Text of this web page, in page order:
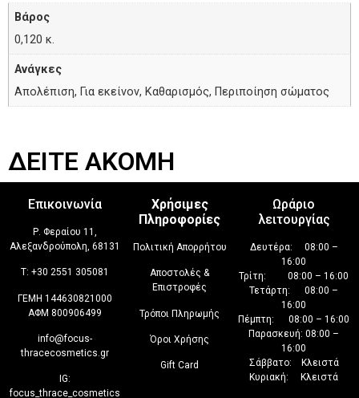
Βάρος
0,120 κ.
Ανάγκες
Απολέπιση, Για εκείνον, Καθαρισμός, Περιποίηση σώματος
ΔΕΙΤΕ ΑΚΟΜΗ
Επικοινωνία
Ρ. Φεραίου 11,
Αλεξανδρούπολη, 68131
T:+30 2551 305081
ΓΕΜΗ 144630821000
ΑΦΜ 800906499
info@focus-
thracecosmetics.gr
IG:
focus_thrace_cosmetics
Χρήσιμες
Πληροφορίες
Πολιτική Απορρήτου
Αποστολές &
Επιστροφές
Τρόποι Πληρωμής
Όροι Χρήσης
Gift Card
Ωράριο
λειτουργίας
Δευτέρα: 08:00 –
16:00
Τρίτη: 08:00 – 16:00
Τετάρτη: 08:00 –
16:00
Πέμπτη: 08:00 – 16:00
Παρασκευή: 08:00 –
16:00
Σάββατο: Κλειστά
Κυριακή: Κλειστά